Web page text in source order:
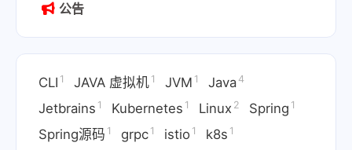
公告
CLI 1 JAVA 虚拟机 1 JVM 1 Java 4
Jetbrains 1 Kubernetes 1 Linux 2 Spring 1
Spring源码 1 grpc 1 istio 1 k8s 1